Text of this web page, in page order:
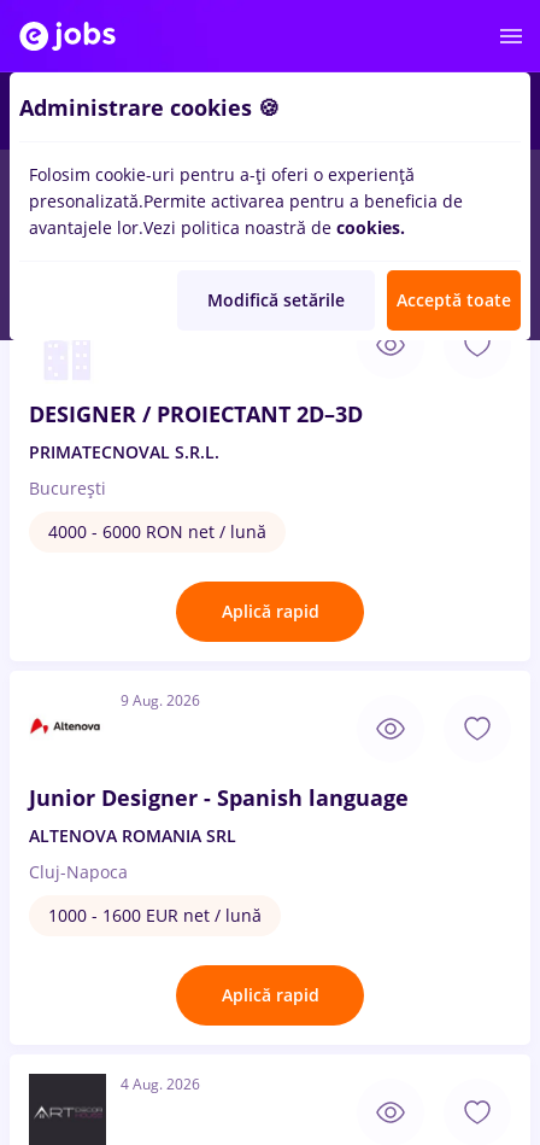
Salarii Remote (de acasă) București Cluj-
DESIGNER / PROIECTANT 2D–3D
PRIMATECNOVAL S.R.L.
București
4000 - 6000 RON net / lună
Aplică rapid
9 Aug. 2026
Junior Designer - Spanish language
ALTENOVA ROMANIA SRL
Cluj-Napoca
1000 - 1600 EUR net / lună
Aplică rapid
4 Aug. 2026
Administrare cookies 🍪
Folosim cookie-uri pentru a-ți oferi o experiență
presonalizată.Permite activarea pentru a beneficia de
avantajele lor.Vezi politica noastră de cookies.
Modifică setările Acceptă toate